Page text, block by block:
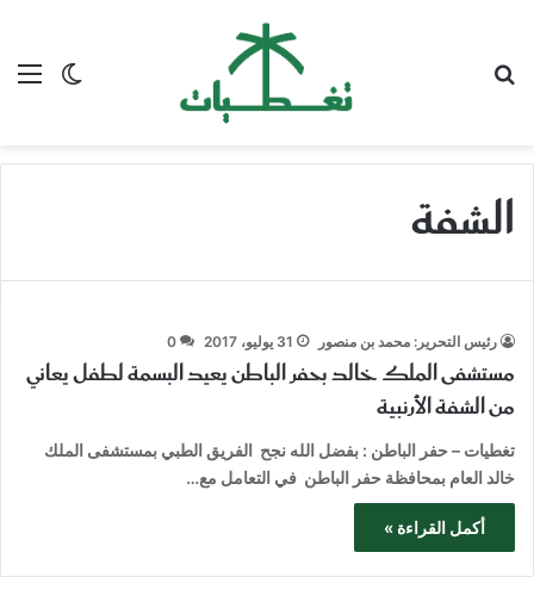
الوضع
الشفة
رئيس التحرير: محمد بن منصور 31 يوليو، 2017 0
مستشفى الملك خالد بحفر الباطن يعيد البسمة لطفل يعاني
من الشفة الأرنبية
تغطيات – حفر الباطن : بفضل الله نجح الفريق الطبي بمستشفى الملك
خالد العام بمحافظة حفر الباطن في التعامل مع…
أكمل القراءة »